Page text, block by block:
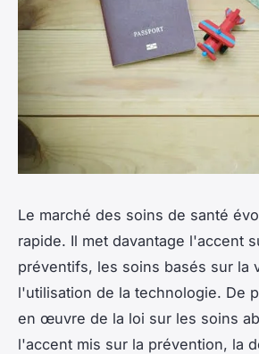
Le marché des soins de santé
rapide. Il met davantage l'accent
préventifs, les soins basés sur la
l'utilisation de la technologie. De
en œuvre de la loi sur les soins
l'accent mis sur la prévention, la